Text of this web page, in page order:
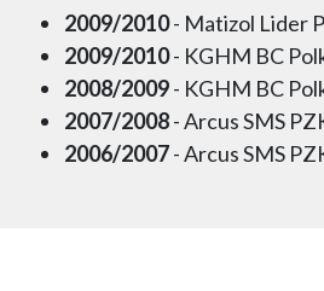
2009/2010- Matizol Lider
2009/2010- KGHM BC
2008/2009- KGHM BC
2007/2008- Arcus SMS
2006/2007- Arcus SMS